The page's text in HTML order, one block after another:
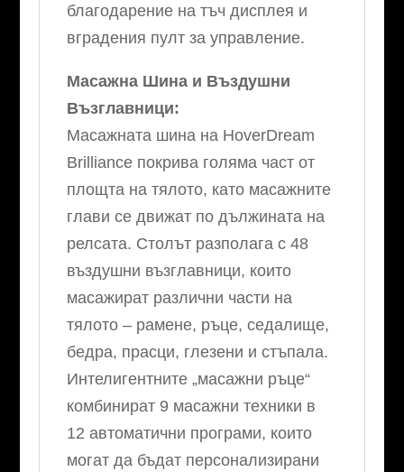
благодарение на тъч дисплея и
вградения пулт за управление.
Масажна Шина и Въздушни
Възглавници:
Масажната шина на HoverDream
Brilliance покрива голяма част от
площта на тялото, като масажните
глави се движат по дължината на
релсата. Столът разполага с 48
въздушни възглавници, които
масажират различни части на
тялото – рамене, ръце, седалище,
бедра, прасци, глезени и стъпала.
Интелигентните „масажни ръце“
комбинират 9 масажни техники в
12 автоматични програми, които
могат да бъдат персонализирани